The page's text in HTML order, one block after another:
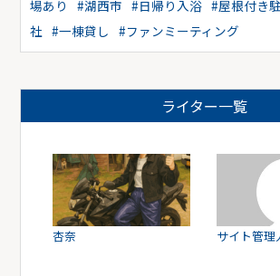
場あり
#湖西市 #日帰り入浴 #屋根付き
社 #一棟貸し #ファンミーティング
ライター一覧
杏奈 サイト管理